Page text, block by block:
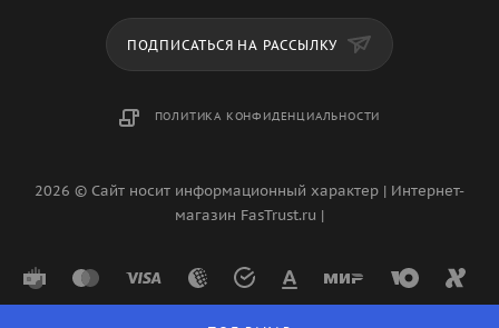
ПОДПИСАТЬСЯ НА РАССЫЛКУ
ПОЛИТИКА КОНФИДЕНЦИАЛЬНОСТИ
2026 © Сайт носит информационный характер | Интернет-
магазин FasTrust.ru |